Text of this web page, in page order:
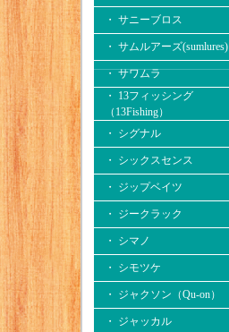
・ サニーブロス
・ サムルアーズ(sumlures)
・ サワムラ
・ 13フィッシング
（13Fishing）
・ シグナル
・ シックスセンス
・ ジップベイツ
・ ジークラック
・ シマノ
・ シモツケ
・ ジャクソン（Qu-on）
・ ジャッカル